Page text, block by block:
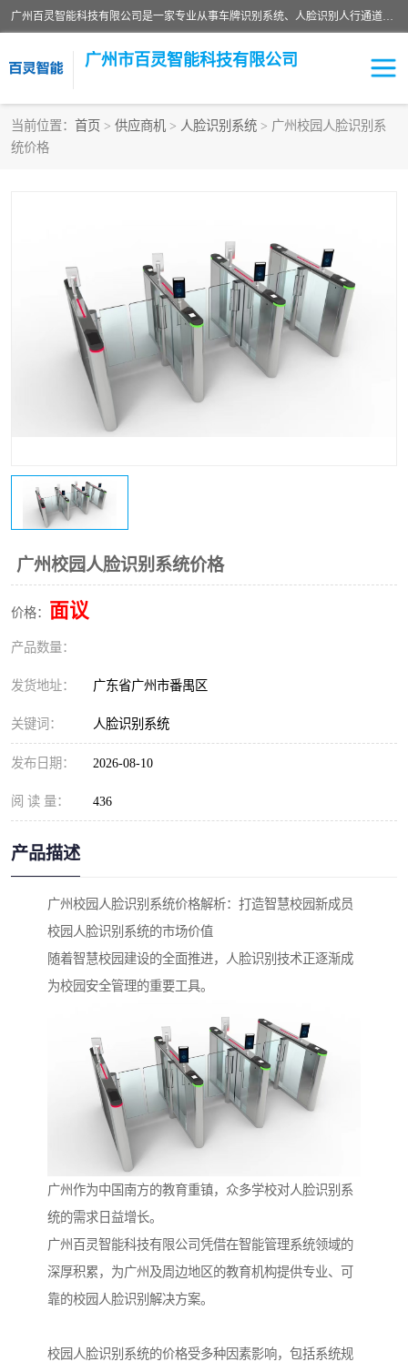
广州百灵智能科技有限公司是一家专业从事车牌识别系统、人脸识别人行通道、安防监控交通设施、停车场智能管理系统、停车场云平台、车牌识别一体机、自动道闸、通道设备、交通设施及交通划线等产品研发、生产和销售的高新技术企业。
广州市百灵智能科技有限公司
当前位置： 首页 > 供应商机 > 人脸识别系统 > 广州校园人脸识别系
统价格
广州校园人脸识别系统价格
价格： 面议
产品数量：
发货地址： 广东省广州市番禺区
关键词： 人脸识别系统
发布日期： 2026-08-10
阅 读 量： 436
产品描述
广州校园人脸识别系统价格解析：打造智慧校园新成员
校园人脸识别系统的市场价值
随着智慧校园建设的全面推进，人脸识别技术正逐渐成
为校园安全管理的重要工具。
广州作为中国南方的教育重镇，众多学校对人脸识别系
统的需求日益增长。
广州百灵智能科技有限公司凭借在智能管理系统领域的
深厚积累，为广州及周边地区的教育机构提供专业、可
靠的校园人脸识别解决方案。
校园人脸识别系统的价格受多种因素影响，包括系统规
安防监控红外报警系统